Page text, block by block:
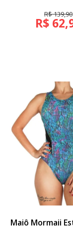
R$ 139,90
R$
Maiô Mormaii